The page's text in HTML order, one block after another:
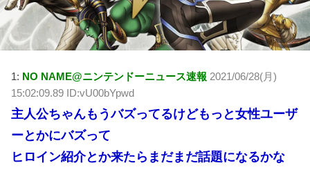
1: NO NAME@ニンテンドーニュース速報 2021/06/28(月)
15:02:09.89 ID:vU00bYpwd
主人公ちゃんもうバズってるけどもっと女性ユーザ
ーとかにバズって
ヒロイン紹介とか来たらまだまだ話題になるかな